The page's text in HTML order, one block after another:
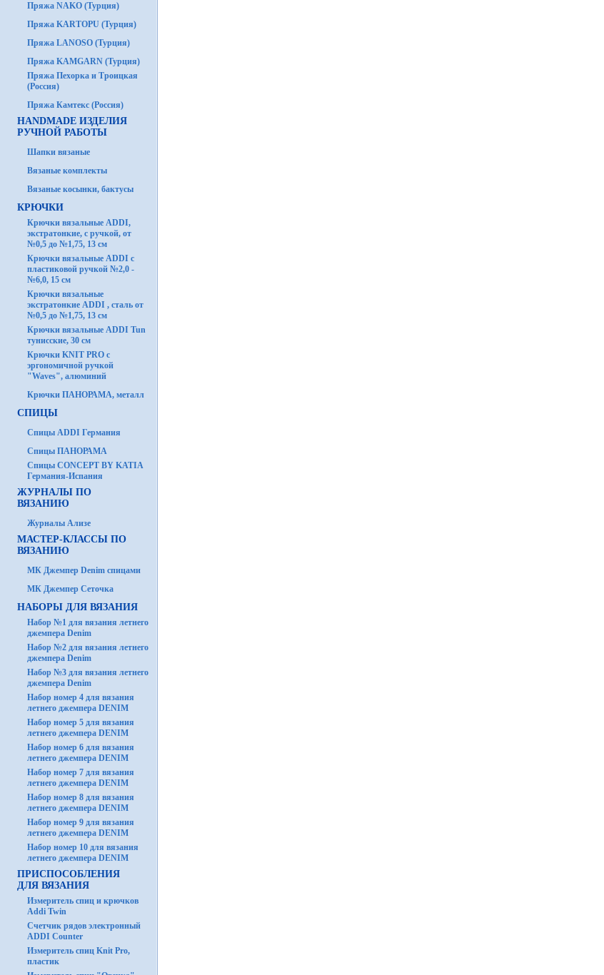
Пряжа NAKO (Турция)
Пряжа KARTOPU (Турция)
Пряжа LANOSO (Турция)
Пряжа KAMGARN (Турция)
Пряжа Пехорка и Троицкая
(Россия)
Пряжа Камтекс (Россия)
HANDMADE ИЗДЕЛИЯ
РУЧНОЙ РАБОТЫ
Шапки вязаные
Вязаные комплекты
Вязаные косынки, бактусы
КРЮЧКИ
Крючки вязальные ADDI,
экстратонкие, с ручкой, от
№0,5 до №1,75, 13 см
Крючки вязальные ADDI с
пластиковой ручкой №2,0 -
№6,0, 15 см
Крючки вязальные
экстратонкие ADDI , сталь от
№0,5 до №1,75, 13 см
Крючки вязальные ADDI Tun
тунисские, 30 см
Крючки KNIT PRO с
эргономичной ручкой
"Waves", алюминий
Крючки ПАНОРАМА, металл
СПИЦЫ
Спицы ADDI Германия
Спицы ПАНОРАМА
Спицы CONCEPT BY KATIA
Германия-Испания
ЖУРНАЛЫ ПО
ВЯЗАНИЮ
Журналы Ализе
МАСТЕР-КЛАССЫ ПО
ВЯЗАНИЮ
МК Джемпер Denim спицами
МК Джемпер Сеточка
НАБОРЫ ДЛЯ ВЯЗАНИЯ
Набор №1 для вязания летнего
джемпера Denim
Набор №2 для вязания летнего
джемпера Denim
Набор №3 для вязания летнего
джемпера Denim
Набор номер 4 для вязания
летнего джемпера DENIM
Набор номер 5 для вязания
летнего джемпера DENIM
Набор номер 6 для вязания
летнего джемпера DENIM
Набор номер 7 для вязания
летнего джемпера DENIM
Набор номер 8 для вязания
летнего джемпера DENIM
Набор номер 9 для вязания
летнего джемпера DENIM
Набор номер 10 для вязания
летнего джемпера DENIM
ПРИСПОСОБЛЕНИЯ
ДЛЯ ВЯЗАНИЯ
Измеритель спиц и крючков
Addi Twin
Счетчик рядов электронный
ADDI Counter
Измеритель спиц Knit Pro,
пластик